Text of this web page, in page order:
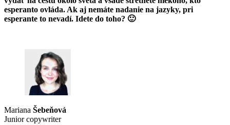
esperanto ovláda. Ak aj nemáte nadanie na jazyky, pri
esperante to nevadí. Idete do toho? 🙂
Mariana Šebeňová
Junior copywriter